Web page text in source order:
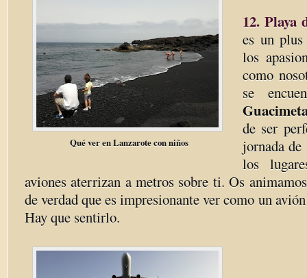
Qué ver en Lanzarote con niños
12. Playa
es un
los
como
se
de ser
jornada
los
aviones aterrizan a metros sobre ti. Os
de verdad que es impresionante ver como un
Hay que sentirlo.